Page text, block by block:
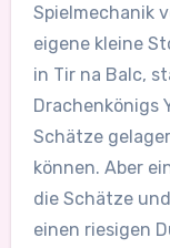
Spielmechanik
eigene kleine
in Tir na Balc,
Drachenkönigs
Schätze
können. Aber
die Schätze
einen riesigen